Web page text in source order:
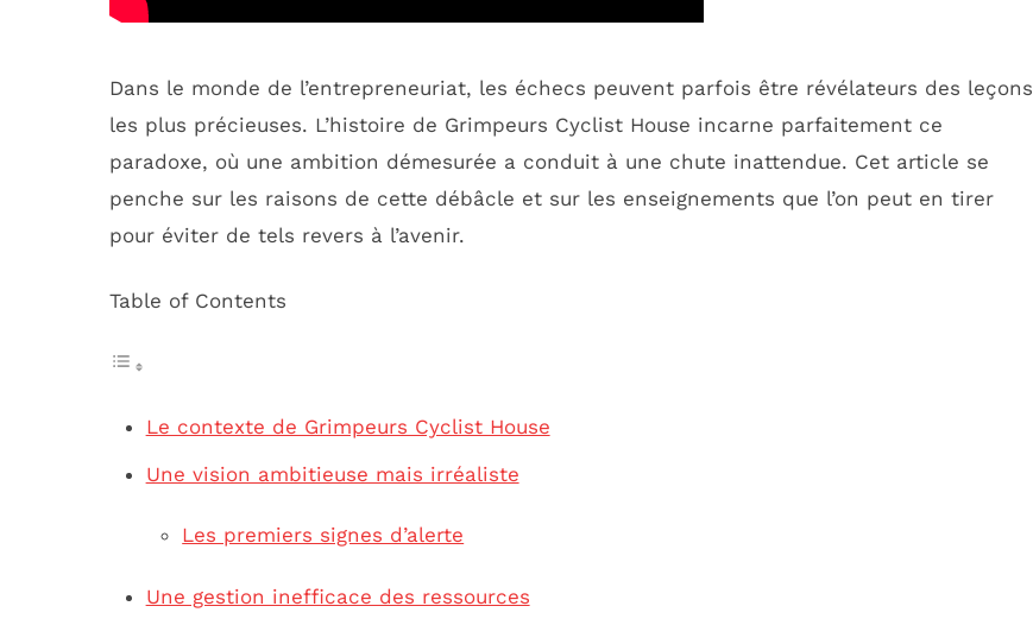
Dans le monde de l’entrepreneuriat, les échecs peuvent parfois être révélateurs des leçons
les plus précieuses. L’histoire de Grimpeurs Cyclist House incarne parfaitement ce
paradoxe, où une ambition démesurée a conduit à une chute inattendue. Cet article se
penche sur les raisons de cette débâcle et sur les enseignements que l’on peut en tirer
pour éviter de tels revers à l’avenir.
Table of Contents
Le contexte de Grimpeurs Cyclist House
Une vision ambitieuse mais irréaliste
Les premiers signes d’alerte
Une gestion inefficace des ressources